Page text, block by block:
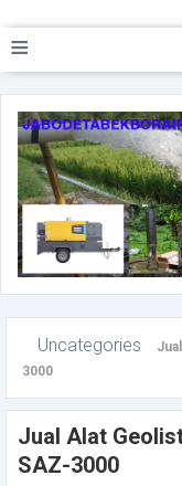
≡
Uncategories
3000
Jual Alat
SAZ-3000